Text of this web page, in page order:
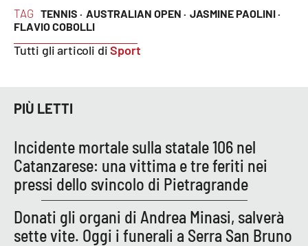
Leggendo Alvaro insieme
Imprese Di Calabria
Venti di comunicazione
STREAMING
LaC TV
LaC Network
TAG TENNIS · AUSTRALIAN OPEN · JASMINE PAOLINI ·
FLAVIO COBOLLI
Tutti gli articoli diSport
PIÙ LETTI
Incidente mortale sulla statale 106 nel
Catanzarese: una vittima e tre feriti nei
pressi dello svincolo di Pietragrande
Donati gli organi di Andrea Minasi, salverà
sette vite. Oggi i funerali a Serra San Bruno